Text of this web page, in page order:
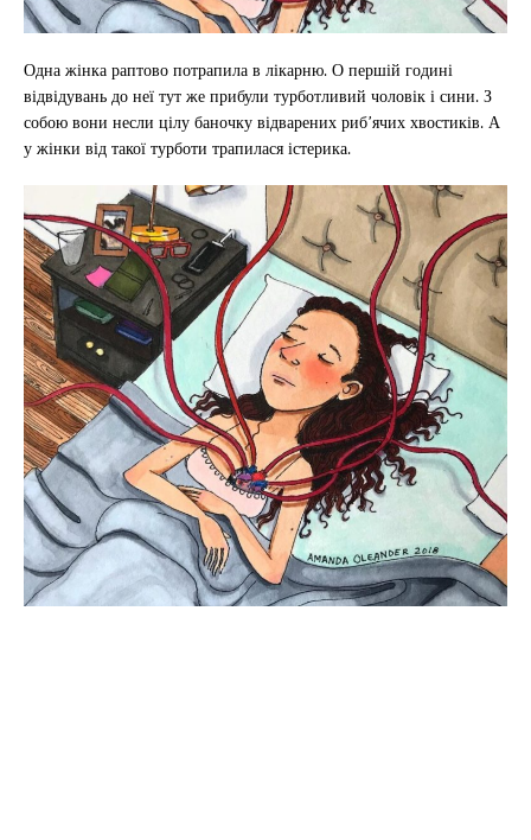
Одна жінка раптово потрапила в лікарню. О першій годині
відвідувань до неї тут же прибули турботливий чоловік і сини. З
собою вони несли цілу баночку відварених риб’ячих хвостиків. А
у жінки від такої турботи трапилася істерика.